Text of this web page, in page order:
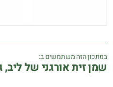
במתכון הזה משתמשים ב:
שמן זית אורגני של ליב,